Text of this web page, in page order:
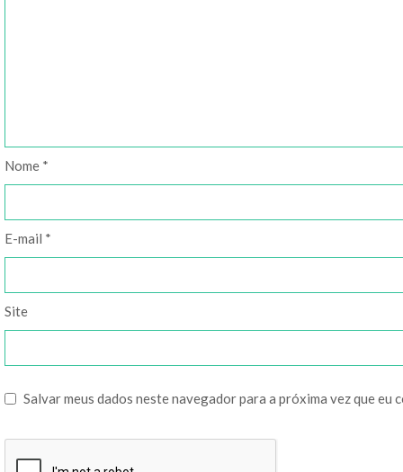
Nome *
E-mail *
Site
Salvar meus dados neste navegador para a próxima vez que eu